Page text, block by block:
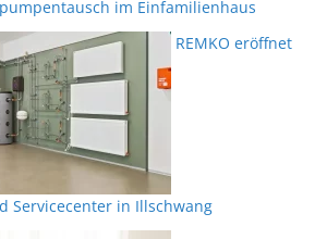
im Einfamilienhaus
REMKO eröffnet
Servicecenter in Illschwang